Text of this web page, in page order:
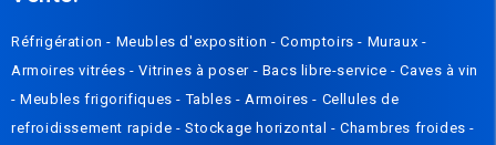
Réfrigération - Meubles d'exposition -Comptoirs- Muraux -
Armoires vitrées-Vitrines à poser - Bacs libre-service-Caves à vin
-Meubles frigorifiques-Tables - Armoires- Cellules de
refroidissement rapide -Stockage horizontal-Chambres froides-